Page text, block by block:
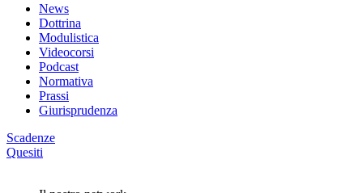
News
Dottrina
Modulistica
Videocorsi
Podcast
Normativa
Prassi
Giurisprudenza
Scadenze
Quesiti